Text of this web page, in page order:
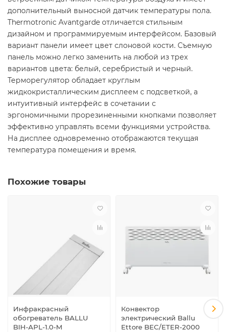
дополнительный выносной датчик температуры пола.
Thermotronic Avantgarde отличается стильным
дизайном и программируемым интерфейсом. Базовый
вариант панели имеет цвет слоновой кости. Съемную
панель можно легко заменить на любой из трех
вариантов цвета: белый, серебристый и черный.
Терморегулятор обладает круглым
жидкокристаллическим дисплеем с подсветкой, а
интуитивный интерфейс в сочетании с
эргономичными прорезиненными кнопками позволяет
эффективно управлять всеми функциями устройства.
На дисплее одновременно отображаются текущая
температура помещения и время.
Похожие товары
Инфракрасный
обогреватель BALLU
BIH-APL-1.0-M
Конвектор
электрический Ballu
Ettore BEC/ETER-2000